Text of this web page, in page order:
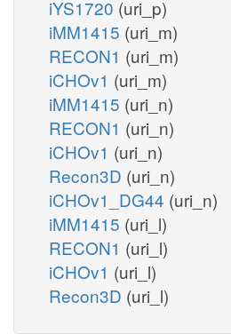
iYS1720 (uri_p)
iMM1415 (uri_m)
RECON1 (uri_m)
iCHOv1 (uri_m)
iMM1415 (uri_n)
RECON1 (uri_n)
iCHOv1 (uri_n)
Recon3D (uri_n)
iCHOv1_DG44 (uri_n)
iMM1415 (uri_l)
RECON1 (uri_l)
iCHOv1 (uri_l)
Recon3D (uri_l)